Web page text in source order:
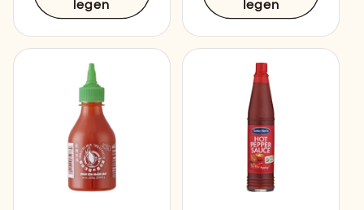
legen
legen